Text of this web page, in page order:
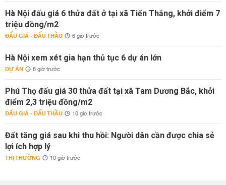
Hà Nội đấu giá 6 thửa đất ở tại xã Tiến Thắng, khởi điểm 7
triệu đồng/m2
ĐẤU GIÁ - ĐẤU THẦU 6 giờ trước
Hà Nội xem xét gia hạn thủ tục 6 dự án lớn
DỰ ÁN 8 giờ trước
Phú Thọ đấu giá 30 thửa đất tại xã Tam Dương Bắc, khởi
điểm 2,3 triệu đồng/m2
ĐẤU GIÁ - ĐẤU THẦU 10 giờ trước
Đất tăng giá sau khi thu hồi: Người dân cần được chia sẻ
lợi ích hợp lý
THỊ TRƯỜNG 10 giờ trước